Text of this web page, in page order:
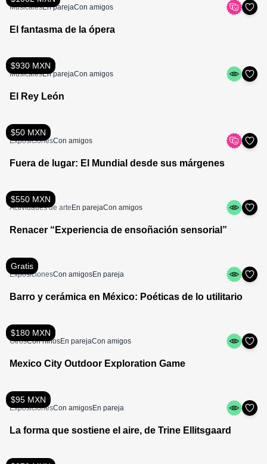
MusicalesEn parejaCon amigos
El fantasma de la ópera
$930 MXN
MusicalesEn parejaCon amigos
El Rey León
$50 MXN
ExposicionesCon amigos
Fuera de lugar: El Mundial desde sus márgenes
$550 MXN
Actividades de arte En parejaCon amigos
Renacer “Experiencia de ensoñación sensorial”
Gratis
ExposicionesCon amigosEn pareja
Barro y cerámica en México: Poéticas de lo utilitario
$180 MXN
OtrosCon niñosEn parejaCon amigos
Mexico City Outdoor Exploration Game
$95 MXN
ExposicionesCon amigosEn pareja
La forma que sostiene el aire, de Trine Ellitsgaard